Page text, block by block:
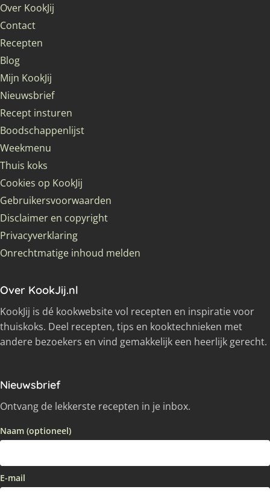
Over KookJij
Contact
Recepten
Blog
Mijn KookJij
Nieuwsbrief
Recept insturen
Boodschappenlijst
Weekmenu
Thuis koks
Cookies op KookJij
Gebruikersvoorwaarden
Disclaimer en copyright
Privacyverklaring
Onrechtmatige inhoud melden
Over KookJij.nl
KookJij is dé kookwebsite vol recepten en inspiratie voor
thuiskoks. Deel recepten, tips en kooktechnieken met
andere bezoekers en vind gemakkelijk een heerlijk gerecht.
Nieuwsbrief
Ontvang de lekkerste recepten in je inbox.
Naam (optioneel)
E-mail